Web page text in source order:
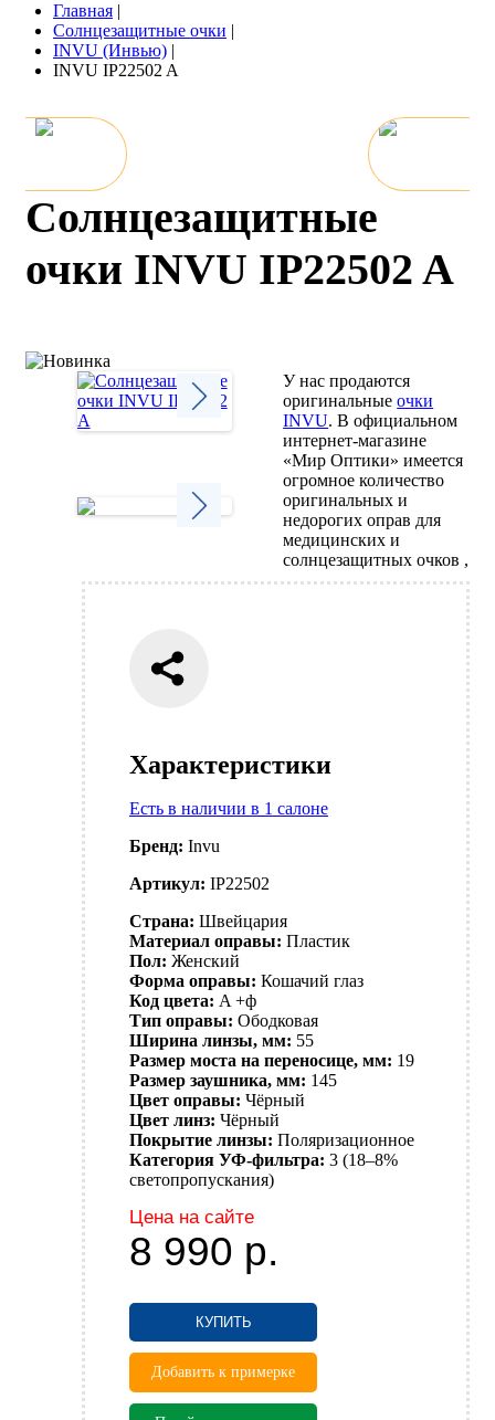
Главная |
Солнцезащитные очки |
INVU (Инвью) |
INVU IP22502 A
Солнцезащитные
очки INVU IP22502 A
Характеристики
Есть в наличии в 1 салоне
Бренд: Invu
Артикул: IP22502
Страна: Швейцария
Материал оправы: Пластик
Пол: Женский
Форма оправы: Кошачий глаз
Код цвета: A +ф
Тип оправы: Ободковая
Ширина линзы, мм: 55
Размер моста на переносице, мм: 19
Размер заушника, мм: 145
Цвет оправы: Чёрный
Цвет линз: Чёрный
Покрытие линзы: Поляризационное
Категория УФ-фильтра: 3 (18–8%
светопропускания)
Цена на сайте
8 990 р.
КУПИТЬ
Добавить к примерке
У нас продаются
оригинальныеочки
INVU. В официальном
интернет-магазине
«Мир Оптики» имеется
огромное количество
оригинальных и
недорогих оправ для
медицинских и
солнцезащитных очков ,